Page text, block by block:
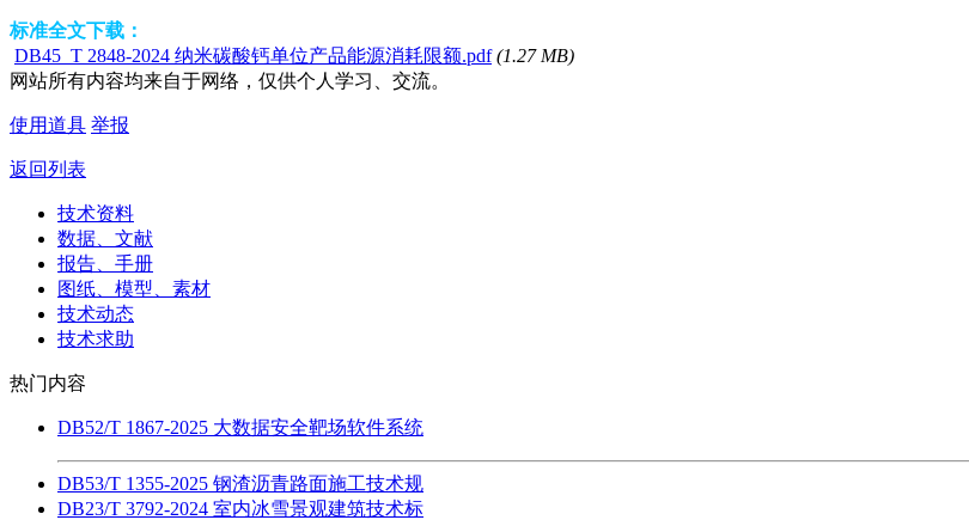
标准全文下载：
DB45_T 2848-2024 纳米碳酸钙单位产品能源消耗限额.pdf (1.27 MB)
网站所有内容均来自于网络，仅供个人学习、交流。
使用道具 举报
返回列表
技术资料
数据、文献
报告、手册
图纸、模型、素材
技术动态
技术求助
热门内容
DB52/T 1867-2025 大数据安全靶场软件系统
DB53/T 1355-2025 钢渣沥青路面施工技术规
DB23/T 3792-2024 室内冰雪景观建筑技术标